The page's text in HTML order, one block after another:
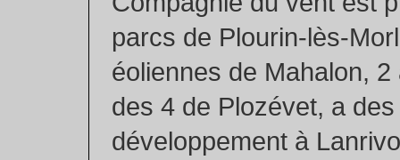
parcs de Plourin-lès-
éoliennes de Mahalon,
des 4 de Plozévet, a
développement à